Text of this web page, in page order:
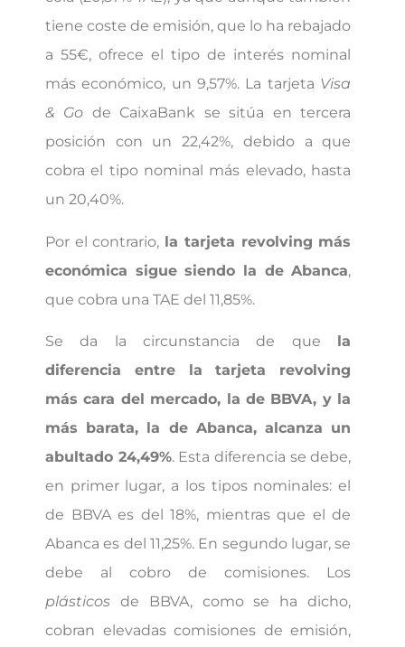
tiene coste de emisión, que lo ha rebajado
a 55€, ofrece el tipo de interés nominal
más económico, un 9,57%. La tarjeta Visa
& Go de CaixaBank se sitúa en tercera
posición con un 22,42%, debido a que
cobra el tipo nominal más elevado, hasta
un 20,40%.
Por el contrario, la tarjeta revolving más
económica sigue siendo la de Abanca,
que cobra una TAE del 11,85%.
Se da la circunstancia de que
la
diferencia entre la tarjeta revolving
más cara del mercado, la de BBVA, y la
más barata, la de Abanca, alcanza un
abultado 24,49%. Esta diferencia se debe,
en primer lugar, a los tipos nominales: el
de BBVA es del 18%, mientras que el de
Abanca es del 11,25%. En segundo lugar, se
debe al cobro de comisiones. Los
plásticos de BBVA, como se ha dicho,
cobran elevadas comisiones de emisión,